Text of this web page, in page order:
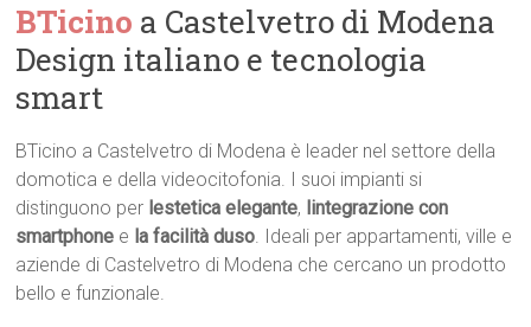
BTicino a Castelvetro di Modena 
Design italiano e tecnologia
smart
BTicino a Castelvetro di Modena è leader nel settore della
domotica e della videocitofonia. I suoi impianti si
distinguono per lestetica elegante, lintegrazione con
smartphone e la facilità duso. Ideali per appartamenti, ville e
aziende di Castelvetro di Modena che cercano un prodotto
bello e funzionale.